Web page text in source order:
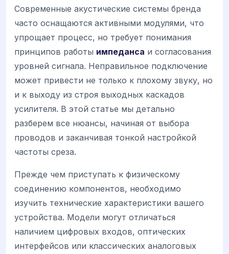
Современные акустические системы бренда
часто оснащаются активными модулями, что
упрощает процесс, но требует понимания
принципов работы импеданса и согласования
уровней сигнала. Неправильное подключение
может привести не только к плохому звуку, но
и к выходу из строя выходных каскадов
усилителя. В этой статье мы детально
разберем все нюансы, начиная от выбора
проводов и заканчивая тонкой настройкой
частоты среза.
Прежде чем приступать к физическому
соединению компонентов, необходимо
изучить технические характеристики вашего
устройства. Модели могут отличаться
наличием цифровых входов, оптических
интерфейсов или классических аналоговых